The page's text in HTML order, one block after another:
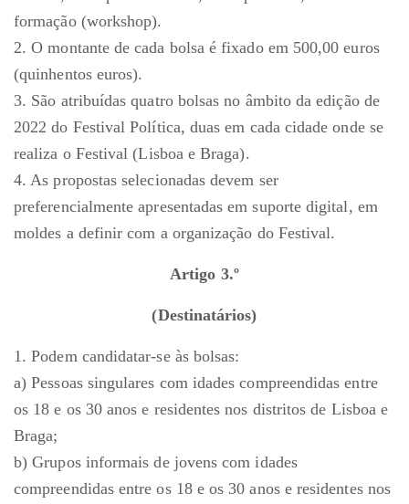
formação (workshop).
2. O montante de cada bolsa é fixado em 500,00 euros
(quinhentos euros).
3. São atribuídas quatro bolsas no âmbito da edição de
2022 do Festival Política, duas em cada cidade onde se
realiza o Festival (Lisboa e Braga).
4. As propostas selecionadas devem ser
preferencialmente apresentadas em suporte digital, em
moldes a definir com a organização do Festival.
Artigo 3.º
(Destinatários)
1. Podem candidatar-se às bolsas:
a) Pessoas singulares com idades compreendidas entre
os 18 e os 30 anos e residentes nos distritos de Lisboa e
Braga;
b) Grupos informais de jovens com idades
compreendidas entre os 18 e os 30 anos e residentes nos